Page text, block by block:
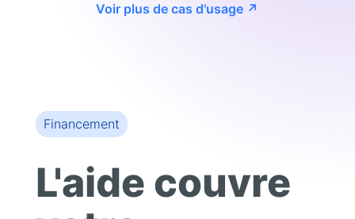
Voir plus de cas d'usage ↗
Financement
L'aide couvre